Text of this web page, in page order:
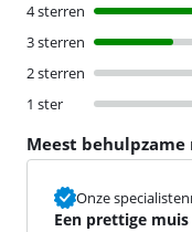
4 sterren
3 sterren
2 sterren
1 ster
Meest behulpzame
Onze
Een prettige